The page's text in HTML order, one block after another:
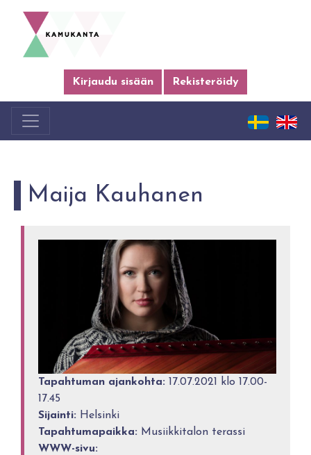
Kirjaudu sisään Rekisteröidy
Maija Kauhanen
Tapahtuman ajankohta: 17.07.2021 klo 17.00-
17.45
Sijainti: Helsinki
Tapahtumapaikka: Musiikkitalon terassi
WWW-sivu: